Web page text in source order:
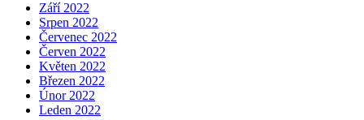
Září 2022
Srpen 2022
Červenec 2022
Červen 2022
Květen 2022
Březen 2022
Únor 2022
Leden 2022